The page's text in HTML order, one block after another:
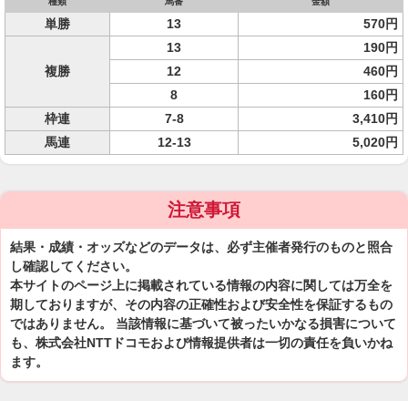
単勝 13 570円
複勝
13
190円
12
460円
8
160円
枠連
7-8
3,410円
馬連
12-13 5,020円
注意事項
結果・成績・オッズなどのデータは、必ず主催者発行のものと照合
し確認してください。
本サイトのページ上に掲載されている情報の内容に関しては万全を
期しておりますが、その内容の正確性および安全性を保証するもの
ではありません。 当該情報に基づいて被ったいかなる損害について
も、株式会社NTTドコモおよび情報提供者は一切の責任を負いかね
ます。